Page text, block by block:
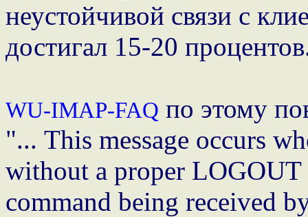
неустойчивой связи с
достигал 15-20
WU-IMAP-FAQ по этому
"... This message occurs
without a proper
command being received